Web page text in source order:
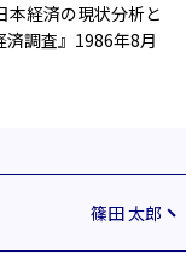
本経済の現状分析と
調査』1986年8月
篠田 太郎